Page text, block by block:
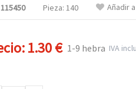
115450 Pieza: 140 Añadir
1.30 € 1-9 hebra IVA